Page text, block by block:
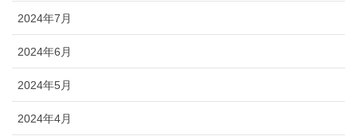
2024年7月
2024年6月
2024年5月
2024年4月